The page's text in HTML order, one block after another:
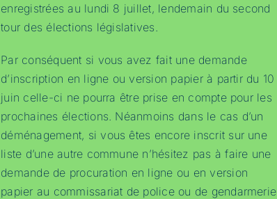
enregistrées au lundi 8 juillet, lendemain du second
tour des élections législatives.
Par conséquent si vous avez fait une demande
d’inscription en ligne ou version papier à partir du 10
juin celle-ci ne pourra être prise en compte pour les
prochaines élections. Néanmoins dans le cas d’un
déménagement, si vous êtes encore inscrit sur une
liste d’une autre commune n’hésitez pas à faire une
demande de procuration en ligne ou en version
papier au commissariat de police ou de gendarmerie